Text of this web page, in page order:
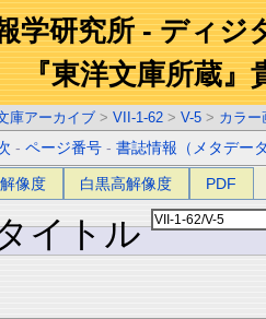
学研究所 - ディジ
『東洋文庫所蔵』
庫アーカイブ > VII-1-62 > V-5 > カラー
-ページ番号 -書誌情報（メタデー
像度 白黒高解像度 PDF
イトル